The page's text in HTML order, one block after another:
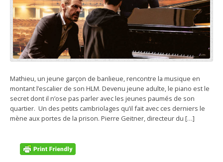
Mathieu, un jeune garçon de banlieue, rencontre la musique en
montant l’escalier de son HLM. Devenu jeune adulte, le piano est le
secret dont il n’ose pas parler avec les jeunes paumés de son
quartier. Un des petits cambriolages qu’il fait avec ces derniers le
mène aux portes de la prison. Pierre Geitner, directeur du […]